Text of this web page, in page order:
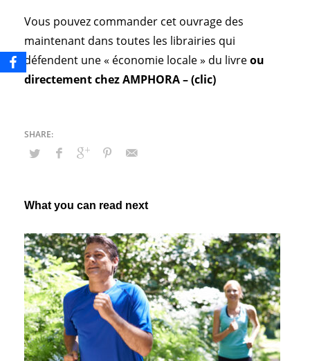
Vous pouvez commander cet ouvrage des
maintenant dans toutes les librairies qui
défendent une « économie locale » du livreou
directement chez AMPHORA – (clic)
What you can read next